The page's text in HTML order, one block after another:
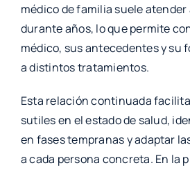
médico de familia suele
durante años, lo que permite
médico, sus antecedentes y su
a distintos tratamientos.
Esta relación continuada
sutiles en el estado de salud,
en fases tempranas y adaptar
a cada persona concreta. En la